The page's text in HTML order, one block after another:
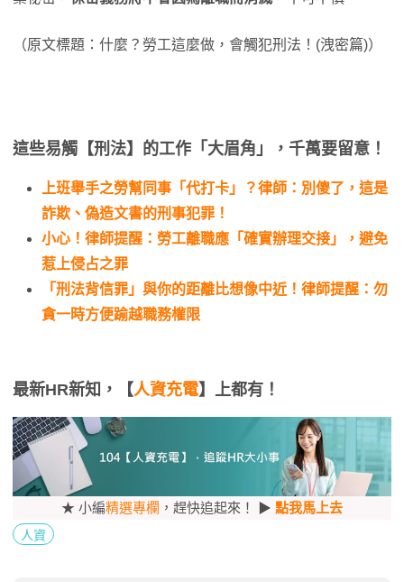
（原文標題：什麼？勞工這麼做，會觸犯刑法！(洩密篇)）
這些易觸【刑法】的工作「大眉角」，千萬要留意！
上班舉手之勞幫同事「代打卡」？律師：別傻了，這是
詐欺、偽造文書的刑事犯罪！
小心！律師提醒：勞工離職應「確實辦理交接」，避免
惹上侵占之罪
「刑法背信罪」與你的距離比想像中近！律師提醒：勿
貪一時方便踰越職務權限
最新HR新知，【人資充電】上都有！
★ 小編精選專欄 ，趕快追起來！ ▶ 點我馬上去
人資